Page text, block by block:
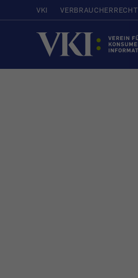
VKI VERBRAUCHERRECHT
Startseite